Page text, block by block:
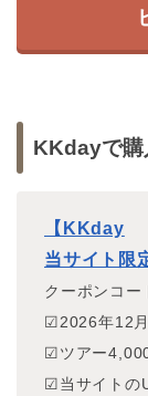
KKdayで購
【KKday
当サイト限
クーポンコー
☑2026年12
☑ツアー
☑当サイトの